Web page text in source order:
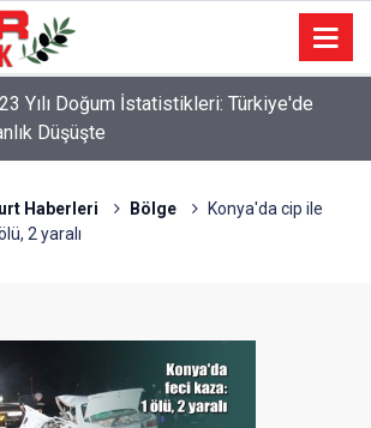
Yılı Doğum İstatistikleri: Türkiye'de
Düşüşte
Maden Kanunu Teklif Kabul Edildi
Haberleri Bölge
Konya'da cip ile
2 yaralı